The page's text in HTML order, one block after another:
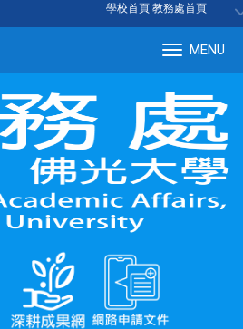
學校首頁 教務處首頁
MENU